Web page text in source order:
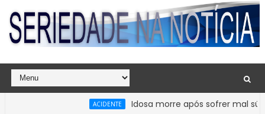
Idosa morre após sofrer mal súbito no